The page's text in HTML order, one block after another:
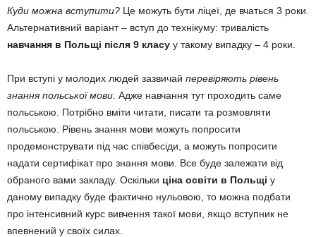
Куди можна вступити? Це можуть бути ліцеї, де вчаться 3 роки.
Альтернативний варіант – вступ до технікуму: тривалість
навчання в Польщі після 9 класу у такому випадку – 4 роки.
При вступі у молодих людей зазвичай перевіряють рівень
знання польської мови . Адже навчання тут проходить саме
польською. Потрібно вміти читати, писати та розмовляти
польською. Рівень знання мови можуть попросити
продемонструвати під час співбесіди, а можуть попросити
надати сертифікат про знання мови. Все буде залежати від
обраного вами закладу. Оскільки ціна освіти в Польщі у
даному випадку буде фактично нульовою, то можна подбати
про інтенсивний курс вивчення такої мови, якщо вступник не
впевнений у своїх силах.